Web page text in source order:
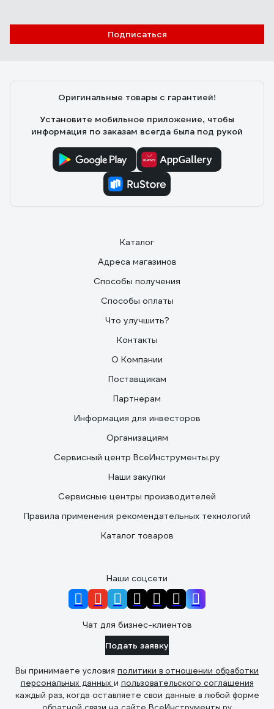
Подписаться
Оригинальные товары с гарантией!
Установите мобильное приложение, чтобы
информация по заказам всегда была под рукой
Каталог
Адреса магазинов
Способы получения
Способы оплаты
Что улучшить?
Контакты
О Компании
Поставщикам
Партнерам
Информация для инвесторов
Организациям
Сервисный центр ВсеИнструменты.ру
Наши закупки
Сервисные центры производителей
Правила применения рекомендательных технологий
Каталог товаров
Наши соцсети
Чат для бизнес-клиентов
Подать заявку
Вы принимаете условия политики в отношении обработки
персональных данных и пользовательского соглашения
каждый раз, когда оставляете свои данные в любой форме